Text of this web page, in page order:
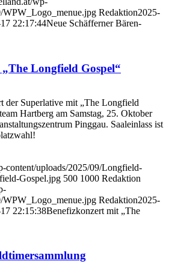
WPW_Logo_menue.jpg Redaktion2025-
22:17:44Neue Schäfferner Bären-
Longfield Gospel“
der Superlative mit „The Longfield
Hartberg am Samstag, 25. Oktober
Pinggau. Saaleinlass ist
content/uploads/2025/09/Longfield-
Gospel.jpg 500 1000 Redaktion
WPW_Logo_menue.jpg Redaktion2025-
22:15:38Benefizkonzert mit „The